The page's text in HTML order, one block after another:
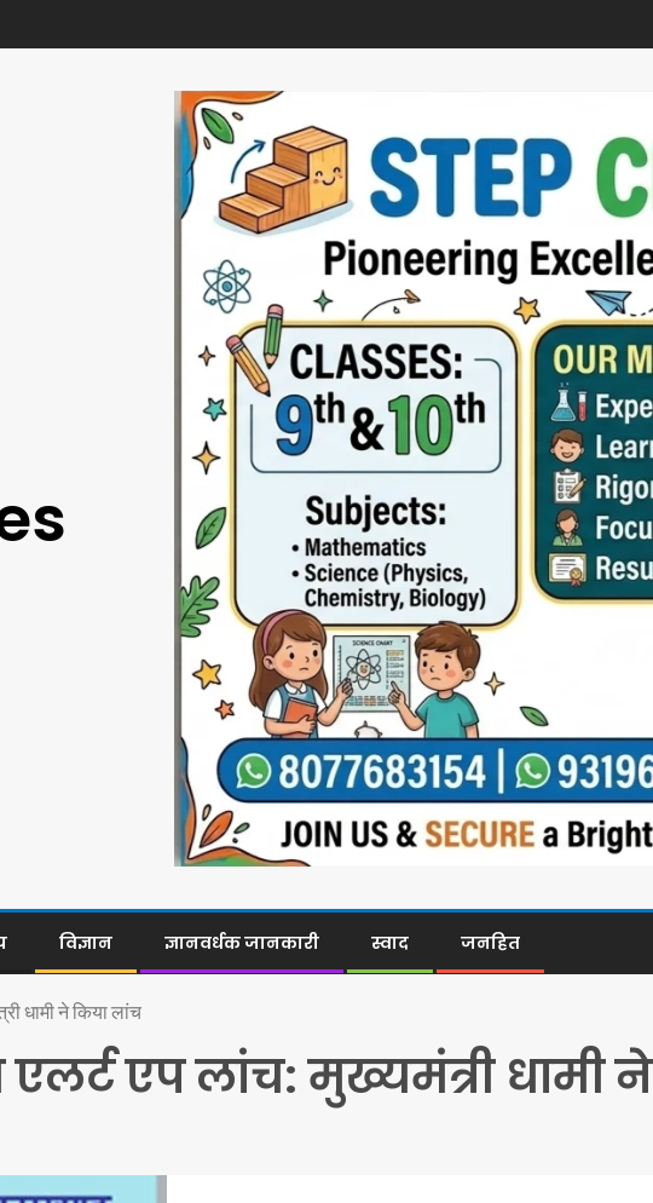
विज्ञान ज्ञानवर्धक जानकारी स्वाद जनहित
धामी ने किया लांच
एप लांच: मुख्यमंत्री धामी ने